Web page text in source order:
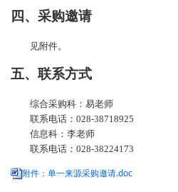
四、 采购邀请
见附件。
五、 联系方式
综合采购科： 易老师
联系电话： 028-38718925
信息科： 李老师
联系电话： 028-38224173
附件：单一来源采购邀请.doc